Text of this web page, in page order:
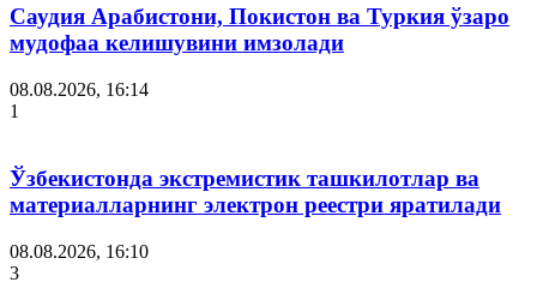
Саудия Арабистони, Покистон ва Туркия ўзаро
мудофаа келишувини имзолади
08.08.2026, 16:14
1
Ўзбекистонда экстремистик ташкилотлар ва
материалларнинг электрон реестри яратилади
08.08.2026, 16:10
3